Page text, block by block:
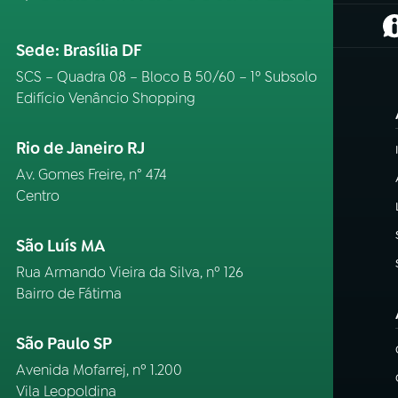
Sede: Brasília DF
SCS – Quadra 08 – Bloco B 50/60 – 1º Subsolo
Edifício Venâncio Shopping
Rio de Janeiro RJ
Av. Gomes Freire, n° 474
Centro
São Luís MA
Rua Armando Vieira da Silva, nº 126
Bairro de Fátima
São Paulo SP
Avenida Mofarrej, nº 1.200
Vila Leopoldina